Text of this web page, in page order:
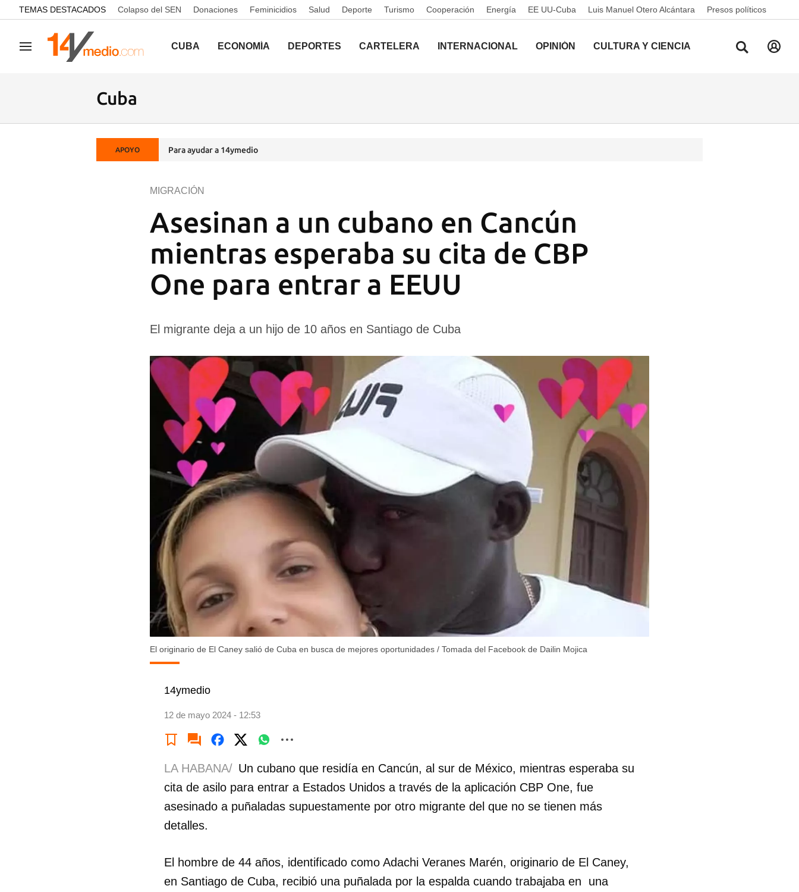
common.go-to-content
TEMAS DESTACADOS Colapso del SEN Donaciones Feminicidios Salud Deporte Turismo Cooperación Energía EE UU-Cuba Luis Manuel Otero Alcántara Presos políticos
Navegación CUBA ECONOMÍA DEPORTES CARTELERA INTERNACIONAL OPINIÓN CULTURA Y CIENCIA
Cuba
APOYO Para ayudar a 14ymedio
Asesinan a un cubano en Cancún
mientras esperaba su cita de CBP
One para entrar a EEUU
MIGRACIÓN
El migrante deja a un hijo de 10 años en Santiago de Cuba
El originario de El Caney salió de Cuba en busca de mejores oportunidades / Tomada del Facebook de Dailin Mojica
14ymedio
12 de mayo 2024 - 12:53
LA HABANA/ Un cubano que residía en Cancún, al sur de México, mientras esperaba su
cita de asilo para entrar a Estados Unidos a través de la aplicación CBP One, fue
asesinado a puñaladas supuestamente por otro migrante del que no se tienen más
detalles.
El hombre de 44 años, identificado como Adachi Veranes Marén, originario de El Caney,
en Santiago de Cuba, recibió una puñalada por la espalda cuando trabajaba en una